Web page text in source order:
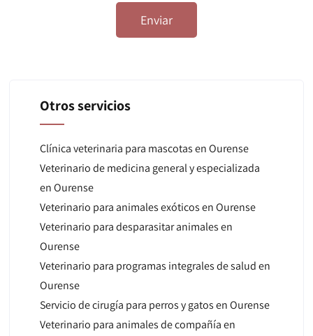
Otros servicios
Clínica veterinaria para mascotas en Ourense
Veterinario de medicina general y especializada
en Ourense
Veterinario para animales exóticos en Ourense
Veterinario para desparasitar animales en
Ourense
Veterinario para programas integrales de salud en
Ourense
Servicio de cirugía para perros y gatos en Ourense
Veterinario para animales de compañía en